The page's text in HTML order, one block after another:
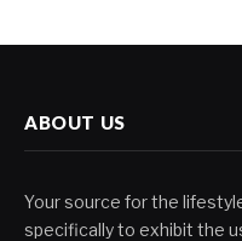
ABOUT US
Your source for the
specifically to exhibit the